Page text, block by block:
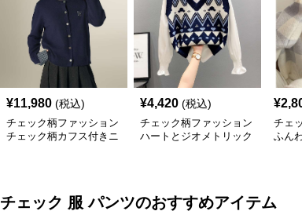
¥11,980 (税込)
チェック柄ファッション
チェック柄カフス付きニ
¥4,420 (税込)
チェック柄ファッション
ハートとジオメトリック
¥
チェ
ふん
チェック 服 パンツのおすすめアイテム